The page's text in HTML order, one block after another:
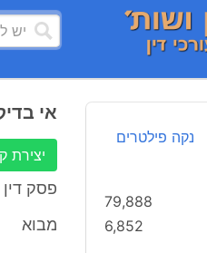
נקה פילטרים
79,888
6,852
אי
יצירת
פסק דין
מבוא